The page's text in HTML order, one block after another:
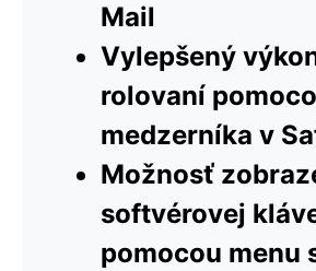
Mail
Vylepšený
rolovaní
medzerníka v
Možnosť
softvérovej
pomocou menu